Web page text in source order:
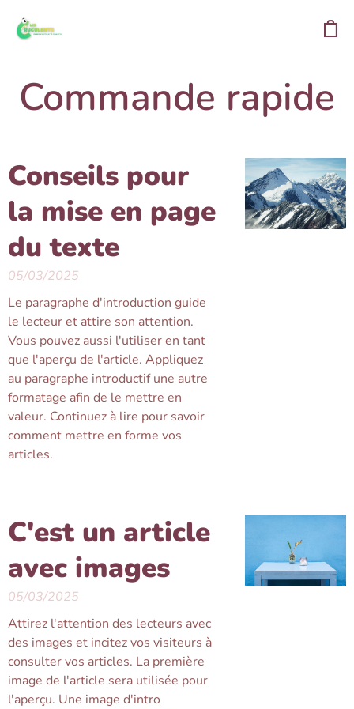
Commande rapide
Conseils pour
la mise en page
du texte
05/03/2025
Le paragraphe d'introduction guide
le lecteur et attire son attention.
Vous pouvez aussi l'utiliser en tant
que l'aperçu de l'article. Appliquez
au paragraphe introductif une autre
formatage afin de le mettre en
valeur. Continuez à lire pour savoir
comment mettre en forme vos
articles.
C'est un article
avec images
05/03/2025
Attirez l'attention des lecteurs avec
des images et incitez vos visiteurs à
consulter vos articles. La première
image de l'article sera utilisée pour
l'aperçu. Une image d'intro